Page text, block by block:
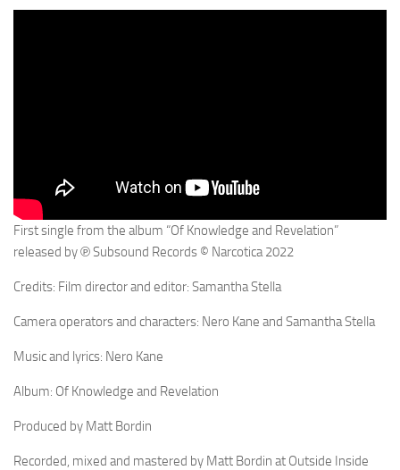
First single from the album “Of Knowledge and Revelation”
released by ℗ Subsound Records © Narcotica 2022
Credits: Film director and editor: Samantha Stella
Camera operators and characters: Nero Kane and Samantha Stella
Music and lyrics: Nero Kane
Album: Of Knowledge and Revelation
Produced by Matt Bordin
Recorded, mixed and mastered by Matt Bordin at Outside Inside